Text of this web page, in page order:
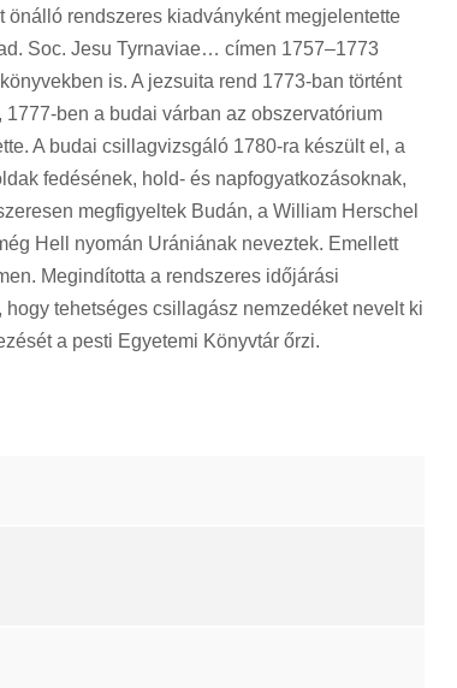
rendszeres kiadványként megjelentette
Soc. Jesu Tyrnaviae… címen 1757–1773
is. A jezsuita rend 1773-ban történt
ben a budai várban az obszervatórium
A budai csillagvizsgáló 1780-ra készült el, a
fedésének, hold- és napfogyatkozásoknak,
megfigyeltek Budán, a William Herschel
Hell nyomán Urániának neveztek. Emellett
Megindította a rendszeres időjárási
tehetséges csillagász nemzedéket nevelt ki
a pesti Egyetemi Könyvtár őrzi.